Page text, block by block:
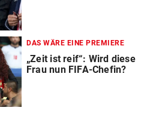
DAS WÄRE EINE PREMIERE
„Zeit ist reif“: Wird diese
Frau nun FIFA-Chefin?